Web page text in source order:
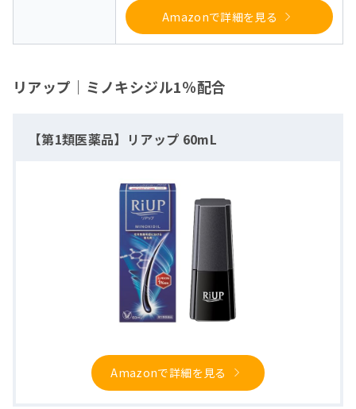
Amazonで詳細を見る
リアップ｜ミノキシジル1％配合
【第1類医薬品】リアップ 60mL
Amazonで詳細を見る